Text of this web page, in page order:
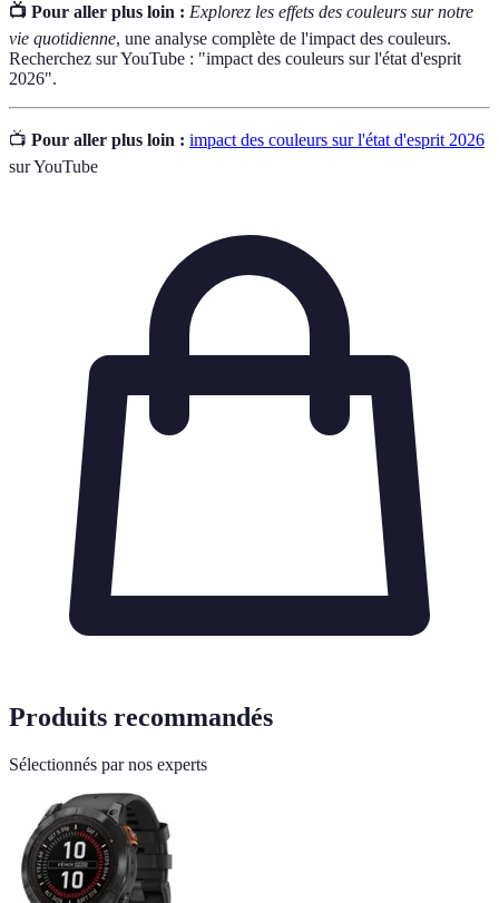
📺 Pour aller plus loin : Explorez les effets des couleurs sur notre
vie quotidienne, une analyse complète de l'impact des couleurs.
Recherchez sur YouTube : "impact des couleurs sur l'état d'esprit
2026".
📺 Pour aller plus loin : impact des couleurs sur l'état d'esprit 2026
sur YouTube
Produits recommandés
Sélectionnés par nos experts